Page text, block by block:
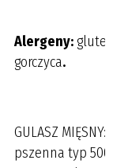
Alergeny:
gorczyca.
GULASZ
pszenna typ